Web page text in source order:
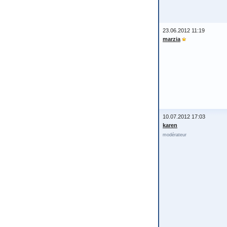
23.06.2012 11:19
marzia
10.07.2012 17:03
karen
modérateur